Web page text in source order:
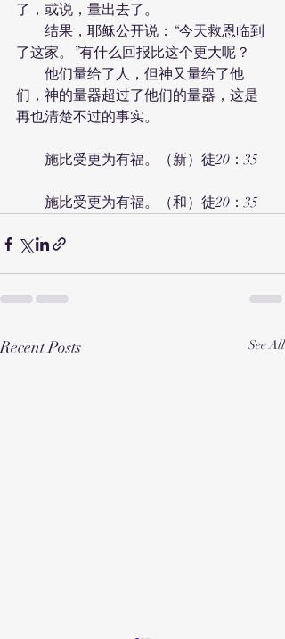
了，或说，量出去了。
结果，耶稣公开说：“今天救恩临到
了这家。”有什么回报比这个更大呢？
他们量给了人，但神又量给了他
们，神的量器超过了他们的量器，这是
再也清楚不过的事实。
施比受更为有福。（新）徒20：35
施比受更为有福。（和）徒20：35
Recent Posts See All